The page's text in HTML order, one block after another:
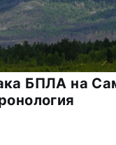
БПЛА на